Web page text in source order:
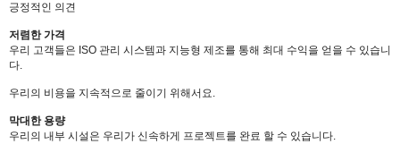
긍정적인 의견
저렴한 가격
우리 고객들은 ISO 관리 시스템과 지능형 제조를 통해 최대 수익을 얻을 수 있습니
다.
우리의 비용을 지속적으로 줄이기 위해서요.
막대한 용량
우리의 내부 시설은 우리가 신속하게 프로젝트를 완료 할 수 있습니다.